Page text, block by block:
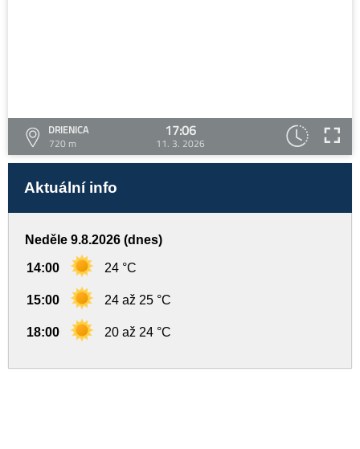
DRIENICA
720 m
17:06
11. 3. 2026
Aktuální info
Neděle 9.8.2026 (dnes)
14:00 24 °C
15:00 24 až 25 °C
18:00 20 až 24 °C